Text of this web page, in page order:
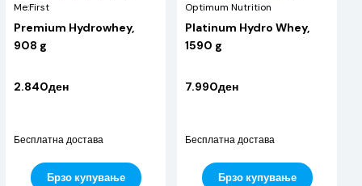
Me:First
Premium Hydrowhey,
908 g
2.840ден
Бесплатна достава
Брзо купување
Optimum Nutrition
Platinum Hydro Whey,
1590 g
7.990ден
Бесплатна достава
Брзо купување